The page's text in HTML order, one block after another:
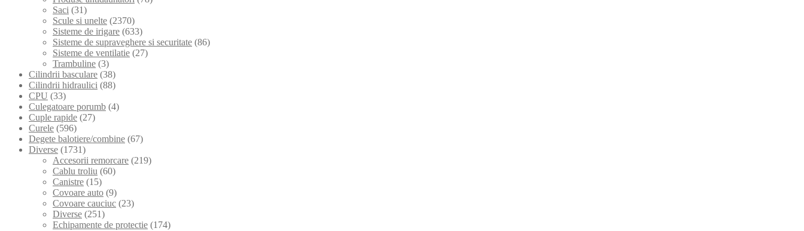
Saci (31)
Scule si unelte (2370)
Sisteme de irigare (633)
Sisteme de supraveghere si securitate (86)
Sisteme de ventilatie (27)
Trambuline (3)
Cilindrii basculare (38)
Cilindrii hidraulici (88)
CPU (33)
Culegatoare porumb (4)
Cuple rapide (27)
Curele (596)
Degete balotiere/combine (67)
Diverse (1731)
Accesorii remorcare (219)
Cablu troliu (60)
Canistre (15)
Covoare auto (9)
Covoare cauciuc (23)
Diverse (251)
Echipamente de protectie (174)